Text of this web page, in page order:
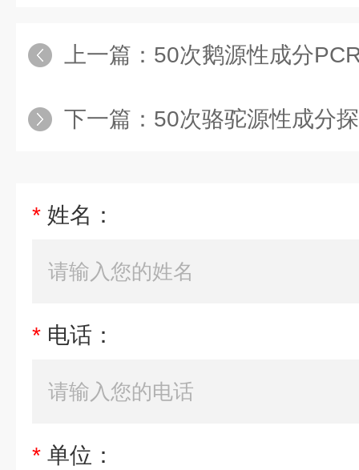
上一篇： 50次鹅源性成分
下一篇： 50次骆驼源性成分探针
* 姓名：
* 电话：
* 单位：